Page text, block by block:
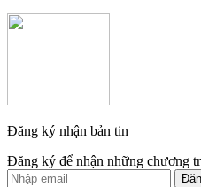
Đăng ký nhận bản tin
Đăng ký để nhận những chương